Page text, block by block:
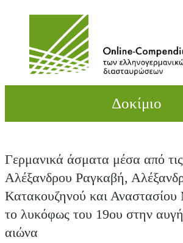
Δοκίμιο
Γερμανικά άσματα μέσα από
Αλέξανδρου Ραγκαβή,
Κατακουζηνού και
το λυκόφως του 19ου στην
αιώνα